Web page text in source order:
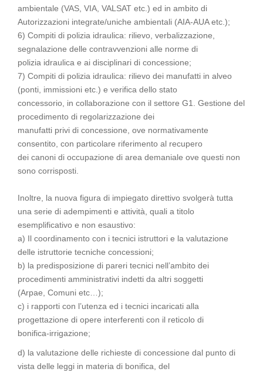
ambientale (VAS, VIA, VALSAT etc.) ed in ambito di
Autorizzazioni integrate/uniche ambientali (AIA-AUA etc.);
6) Compiti di polizia idraulica: rilievo, verbalizzazione,
segnalazione delle contravvenzioni alle norme di
polizia idraulica e ai disciplinari di concessione;
7) Compiti di polizia idraulica: rilievo dei manufatti in alveo
(ponti, immissioni etc.) e verifica dello stato
concessorio, in collaborazione con il settore G1. Gestione del
procedimento di regolarizzazione dei
manufatti privi di concessione, ove normativamente
consentito, con particolare riferimento al recupero
dei canoni di occupazione di area demaniale ove questi non
sono corrisposti.
Inoltre, la nuova figura di impiegato direttivo svolgerà tutta
una serie di adempimenti e attività, quali a titolo
esemplificativo e non esaustivo:
a) Il coordinamento con i tecnici istruttori e la valutazione
delle istruttorie tecniche concessioni;
b) la predisposizione di pareri tecnici nell’ambito dei
procedimenti amministrativi indetti da altri soggetti
(Arpae, Comuni etc…);
c) i rapporti con l’utenza ed i tecnici incaricati alla
progettazione di opere interferenti con il reticolo di
bonifica-irrigazione;
d) la valutazione delle richieste di concessione dal punto di
vista delle leggi in materia di bonifica, del